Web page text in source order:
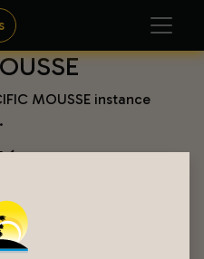
MOUSSE instance
.